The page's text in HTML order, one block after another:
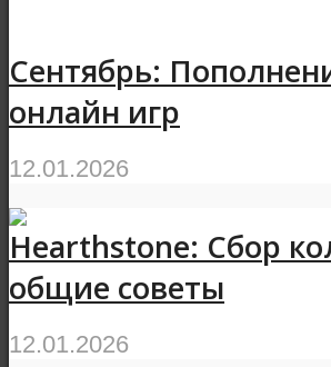
Сентябрь:
онлайн игр
12.01.2026
Hearthstone: Сбор
общие советы
12.01.2026